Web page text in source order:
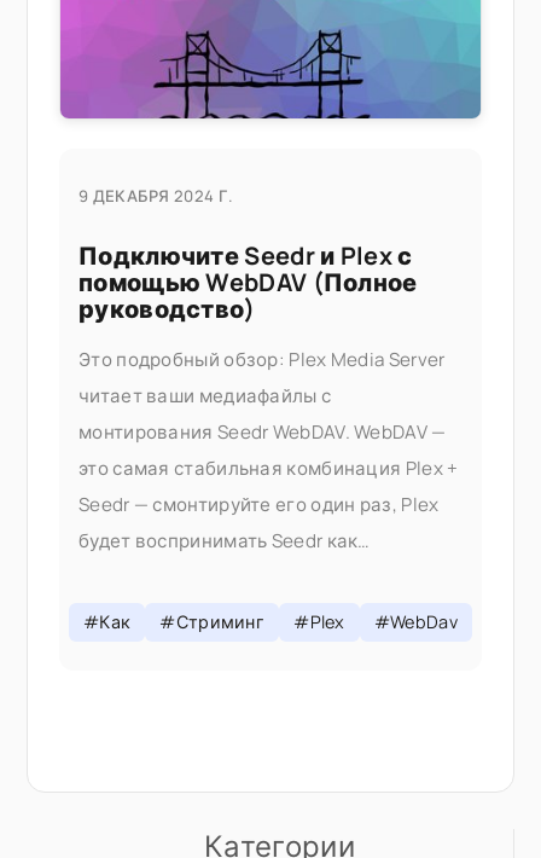
9 ДЕКАБРЯ 2024 Г.
Подключите Seedr и Plex с
помощью WebDAV (Полное
руководство)
Это подробный обзор: Plex Media Server
читает ваши медиафайлы с
монтирования Seedr WebDAV. WebDAV —
это самая стабильная комбинация Plex +
Seedr — смонтируйте его один раз, Plex
будет воспринимать Seedr как
будет транслироваться по запросу без
#Как #Стриминг #Plex #WebDav
Категории